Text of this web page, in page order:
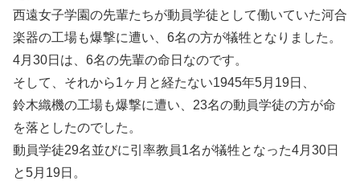
西遠女子学園の先輩たちが動員学徒として働いていた河合
楽器の工場も爆撃に遭い、6名の方が犠牲となりました。
4月30日は、6名の先輩の命日なのです。
そして、それから1ヶ月と経たない1945年5月19日、
鈴木織機の工場も爆撃に遭い、23名の動員学徒の方が命
を落としたのでした。
動員学徒29名並びに引率教員1名が犠牲となった4月30日
と5月19日。